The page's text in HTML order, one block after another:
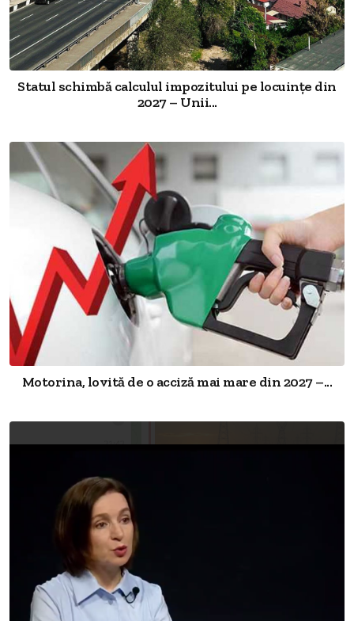
Statul schimbă calculul impozitului pe locuințe din
2027 – Unii...
Motorina, lovită de o acciză mai mare din 2027 –...